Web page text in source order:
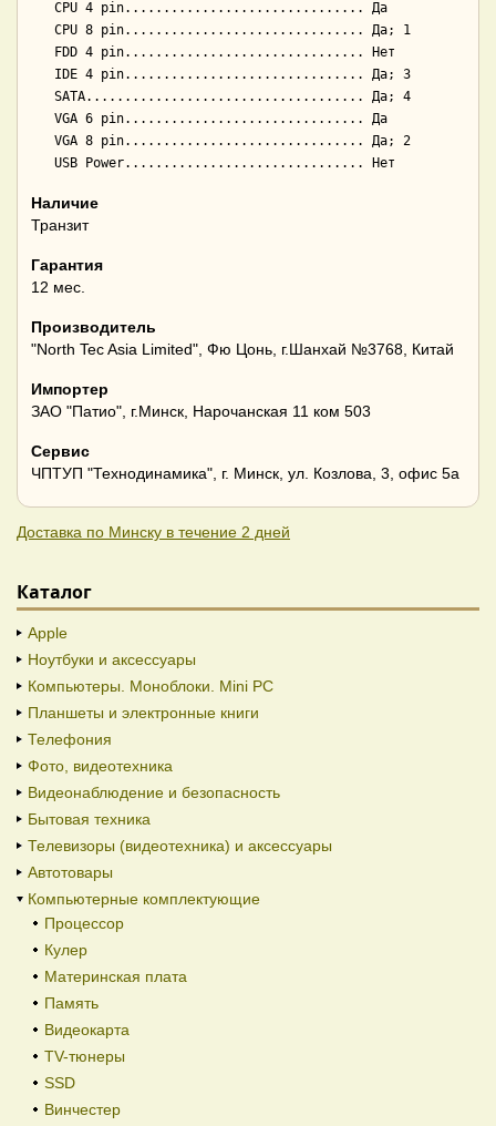
Наличие
Транзит
Гарантия
12 мес.
Производитель
"North Tec Asia Limited", Фю Цонь, г.Шанхай №3768, Китай
Импортер
ЗАО "Патио", г.Минск, Нарочанская 11 ком 503
Сервис
ЧПТУП "Технодинамика", г. Минск, ул. Козлова, 3, офис 5а
Доставка по Минску в течение 2 дней
Каталог
Apple
Ноутбуки и аксессуары
Компьютеры. Моноблоки. Mini PC
Планшеты и электронные книги
Телефония
Фото, видеотехника
Видеонаблюдение и безопасность
Бытовая техника
Телевизоры (видеотехника) и аксессуары
Автотовары
Компьютерные комплектующие
Процессор
Кулер
Материнская плата
Память
Видеокарта
TV-тюнеры
SSD
Винчестер